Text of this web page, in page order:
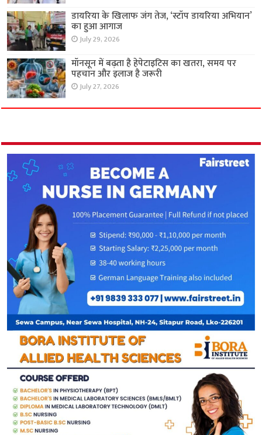
डायरिया के खिलाफ जंग तेज, ‘स्टॉप डायरिया अभियान’
का हुआ आगाज
July 29, 2026
मॉनसून में बढ़ता है हेपेटाइटिस का खतरा, समय पर
पहचान और इलाज है जरूरी
July 27, 2026